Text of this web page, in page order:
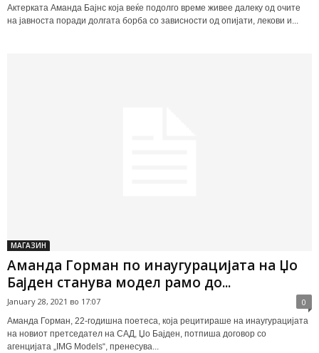
Актерката Аманда Бајнс која веќе подолго време живее далеку од очите
на јавноста поради долгата борба со зависности од опијати, лекови и...
МАГАЗИН
Аманда Горман по инаугурацијата на Џо
Бајден станува модел рамо до...
January 28, 2021 во 17:07 0
Аманда Горман, 22-годишна поетеса, која рецитираше на инаугурацијата
на новиот претседател на САД, Џо Бајден, потпиша договор со
агенцијата „IMG Models“, пренесува...